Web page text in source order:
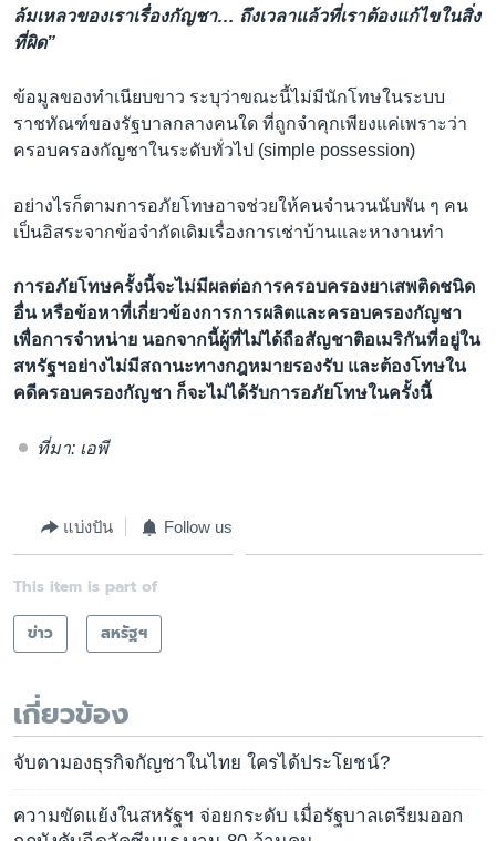
ล้มเหลวของเราเรื่องกัญชา… ถึงเวลาแล้วที่เราต้องแก้ไขในสิ่ง
ที่ผิด”
ข้อมูลของทำเนียบขาว ระบุว่าขณะนี้ไม่มีนักโทษในระบบ
ราชทัณฑ์ของรัฐบาลกลางคนใด ที่ถูกจำคุกเพียงแค่เพราะว่า
ครอบครองกัญชาในระดับทั่วไป (simple possession)
อย่างไรก็ตามการอภัยโทษอาจช่วยให้คนจำนวนนับพัน ๆ คน
เป็นอิสระจากข้อจำกัดเดิมเรื่องการเช่าบ้านและหางานทำ
การอภัยโทษครั้งนี้จะไม่มีผลต่อการครอบครองยาเสพติดชนิด
อื่น หรือข้อหาที่เกี่ยวข้องการการผลิตและครอบครองกัญชา
เพื่อการจำหน่าย นอกจากนี้ผู้ที่ไม่ได้ถือสัญชาติอเมริกันที่อยู่ใน
สหรัฐฯอย่างไม่มีสถานะทางกฎหมายรองรับ และต้องโทษใน
คดีครอบครองกัญชา ก็จะไม่ได้รับการอภัยโทษในครั้งนี้
ที่มา: เอพี
แบ่งปัน Follow us
This item is part of
ข่าว
สหรัฐฯ
เกี่ยวข้อง
จับตามองธุรกิจกัญชาในไทย ใครได้ประโยชน์?
ความขัดแย้งในสหรัฐฯ จ่อยกระดับ เมื่อรัฐบาลเตรียมออก